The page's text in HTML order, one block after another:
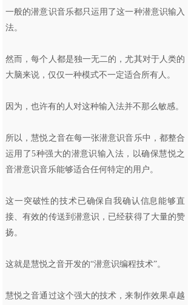
一般的潜意识音乐都只运用了这一种潜意识输入
法。
然而，每个人都是独一无二的，尤其对于人类的
大脑来说，仅仅一种模式不一定适合所有人。
因为，也许有的人对这种输入法并不那么敏感。
所以，慧悦之音在每一张潜意识音乐中，都整合
运用了5种强大的潜意识输入法，以确保慧悦之
音潜意识音乐能够适合任何特定的用户。
这一突破性的技术已确保自我确认信息能够直
接、有效的传送到潜意识，已经获得了大量的赞
扬。
这就是慧悦之音开发的“潜意识编程技术”。
慧悦之音通过这个强大的技术，来制作效果卓越